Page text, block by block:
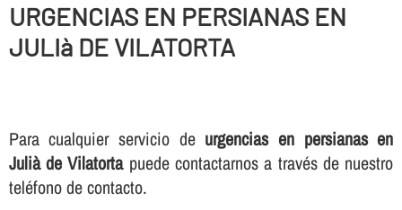
URGENCIAS EN PERSIANAS EN
JULIà DE VILATORTA
Para cualquier servicio de urgencias en persianas en
Julià de Vilatortapuede contactarnos a través de nuestro
teléfono de contacto.